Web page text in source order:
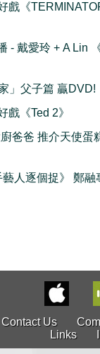
戲《
- 戴愛玲 + A Lin
」父子篇 贏DVD!
戲《Ted 2》
爸爸 推介天使蛋
藝人逐個捉》 鄭融
Contact Us
Links